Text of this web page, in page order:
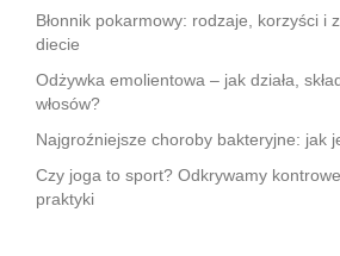
Błonnik pokarmowy: rodzaje, korzyści i
diecie
Odżywka emolientowa – jak działa,
włosów?
Najgroźniejsze choroby bakteryjne: jak
Czy joga to sport? Odkrywamy
praktyki